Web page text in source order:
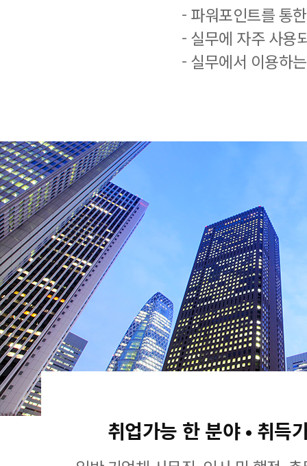
- 파워포인트를 통
- 실무에 자주 사용
- 실무에서 이용하
취업가능 한 분야 • 취득